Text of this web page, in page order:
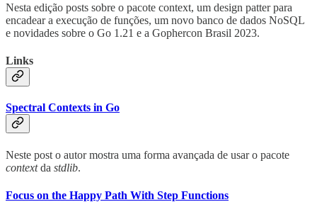
Nesta edição posts sobre o pacote context, um design patter para
encadear a execução de funções, um novo banco de dados NoSQL
e novidades sobre o Go 1.21 e a Gophercon Brasil 2023.
Links
Spectral Contexts in Go
Neste post o autor mostra uma forma avançada de usar o pacote
contextda stdlib.
Focus on the Happy Path With Step Functions